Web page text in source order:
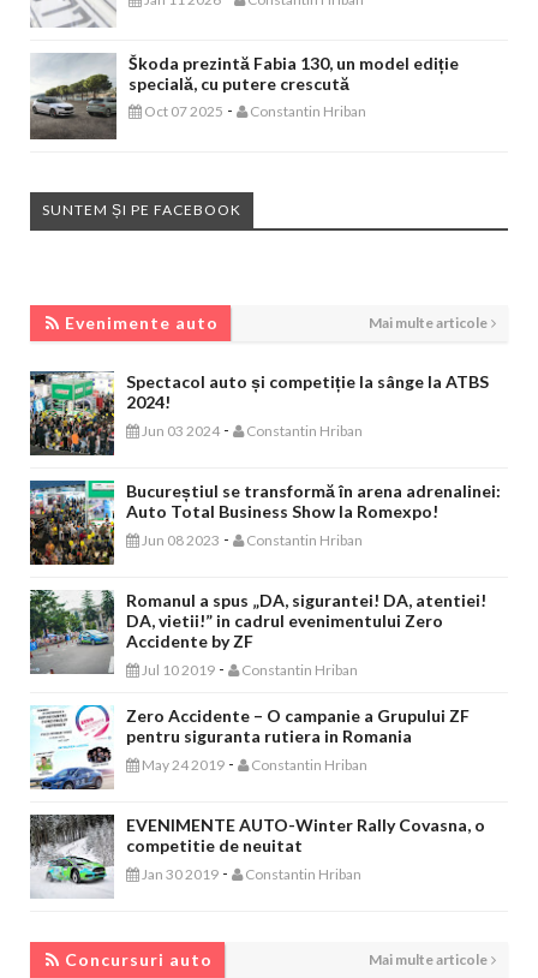
Škoda prezintă Fabia 130, un model ediție
specială, cu putere crescută
Oct 07 2025 - Constantin Hriban
SUNTEM ȘI PE FACEBOOK
Evenimente auto Mai multe articole
Spectacol auto și competiție la sânge la ATBS
2024!
Jun 03 2024 - Constantin Hriban
Bucureștiul se transformă în arena adrenalinei:
Auto Total Business Show la Romexpo!
Jun 08 2023 - Constantin Hriban
Romanul a spus „DA, sigurantei! DA, atentiei!
DA, vietii!” in cadrul evenimentului Zero
Accidente by ZF
Jul 10 2019 - Constantin Hriban
Zero Accidente – O campanie a Grupului ZF
pentru siguranta rutiera in Romania
May 24 2019 - Constantin Hriban
EVENIMENTE AUTO-Winter Rally Covasna, o
competitie de neuitat
Jan 30 2019 - Constantin Hriban
Concursuri auto Mai multe articole